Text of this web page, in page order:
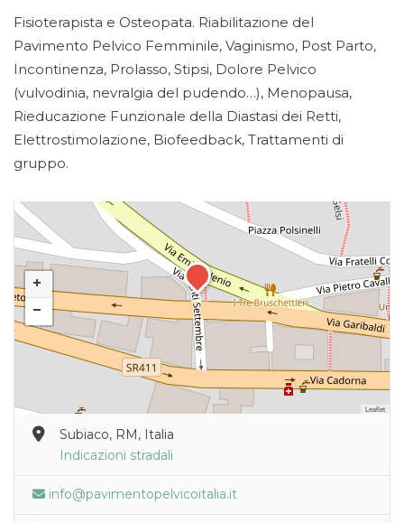
Fisioterapista e Osteopata. Riabilitazione del
Pavimento Pelvico Femminile, Vaginismo, Post Parto,
Incontinenza, Prolasso, Stipsi, Dolore Pelvico
(vulvodinia, nevralgia del pudendo…), Menopausa,
Rieducazione Funzionale della Diastasi dei Retti,
Elettrostimolazione, Biofeedback, Trattamenti di
gruppo.
Leaflet
Subiaco, RM, Italia
Indicazioni stradali
info@pavimentopelvicoitalia.it